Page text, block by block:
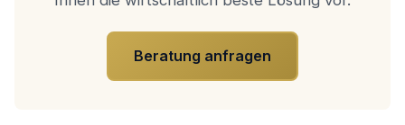
Beratung anfragen